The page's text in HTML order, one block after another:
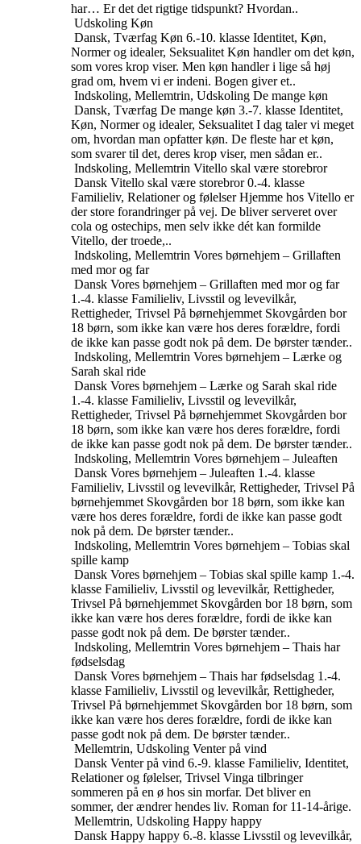
har… Er det det rigtige tidspunkt? Hvordan..
Udskoling Køn
Dansk, Tværfag Køn 6.-10. klasse Identitet, Køn,
Normer og idealer, Seksualitet Køn handler om det køn,
som vores krop viser. Men køn handler i lige så høj
grad om, hvem vi er indeni. Bogen giver et..
Indskoling, Mellemtrin, Udskoling De mange køn
Dansk, Tværfag De mange køn 3.-7. klasse Identitet,
Køn, Normer og idealer, Seksualitet I dag taler vi meget
om, hvordan man opfatter køn. De fleste har et køn,
som svarer til det, deres krop viser, men sådan er..
Indskoling, Mellemtrin Vitello skal være storebror
Dansk Vitello skal være storebror 0.-4. klasse
Familieliv, Relationer og følelser Hjemme hos Vitello er
der store forandringer på vej. De bliver serveret over
cola og ostechips, men selv ikke dét kan formilde
Vitello, der troede,..
Indskoling, Mellemtrin Vores børnehjem – Grillaften
med mor og far
Dansk Vores børnehjem – Grillaften med mor og far
1.-4. klasse Familieliv, Livsstil og levevilkår,
Rettigheder, Trivsel På børnehjemmet Skovgården bor
18 børn, som ikke kan være hos deres forældre, fordi
de ikke kan passe godt nok på dem. De børster tænder..
Indskoling, Mellemtrin Vores børnehjem – Lærke og
Sarah skal ride
Dansk Vores børnehjem – Lærke og Sarah skal ride
1.-4. klasse Familieliv, Livsstil og levevilkår,
Rettigheder, Trivsel På børnehjemmet Skovgården bor
18 børn, som ikke kan være hos deres forældre, fordi
de ikke kan passe godt nok på dem. De børster tænder..
Indskoling, Mellemtrin Vores børnehjem – Juleaften
Dansk Vores børnehjem – Juleaften 1.-4. klasse
Familieliv, Livsstil og levevilkår, Rettigheder, Trivsel På
børnehjemmet Skovgården bor 18 børn, som ikke kan
være hos deres forældre, fordi de ikke kan passe godt
nok på dem. De børster tænder..
Indskoling, Mellemtrin Vores børnehjem – Tobias skal
spille kamp
Dansk Vores børnehjem – Tobias skal spille kamp 1.-4.
klasse Familieliv, Livsstil og levevilkår, Rettigheder,
Trivsel På børnehjemmet Skovgården bor 18 børn, som
ikke kan være hos deres forældre, fordi de ikke kan
passe godt nok på dem. De børster tænder..
Indskoling, Mellemtrin Vores børnehjem – Thais har
fødselsdag
Dansk Vores børnehjem – Thais har fødselsdag 1.-4.
klasse Familieliv, Livsstil og levevilkår, Rettigheder,
Trivsel På børnehjemmet Skovgården bor 18 børn, som
ikke kan være hos deres forældre, fordi de ikke kan
passe godt nok på dem. De børster tænder..
Mellemtrin, Udskoling Venter på vind
Dansk Venter på vind 6.-9. klasse Familieliv, Identitet,
Relationer og følelser, Trivsel Vinga tilbringer
sommeren på en ø hos sin morfar. Det bliver en
sommer, der ændrer hendes liv. Roman for 11-14-årige.
Mellemtrin, Udskoling Happy happy
Dansk Happy happy 6.-8. klasse Livsstil og levevilkår,